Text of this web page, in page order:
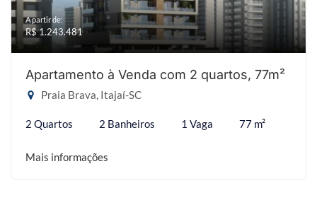
A partir de:
R$ 1.243.481
Apartamento à Venda com 2 quartos, 77m²
Praia Brava, Itajaí-SC
2 Quartos 2 Banheiros 1 Vaga 77 m²
Mais informações